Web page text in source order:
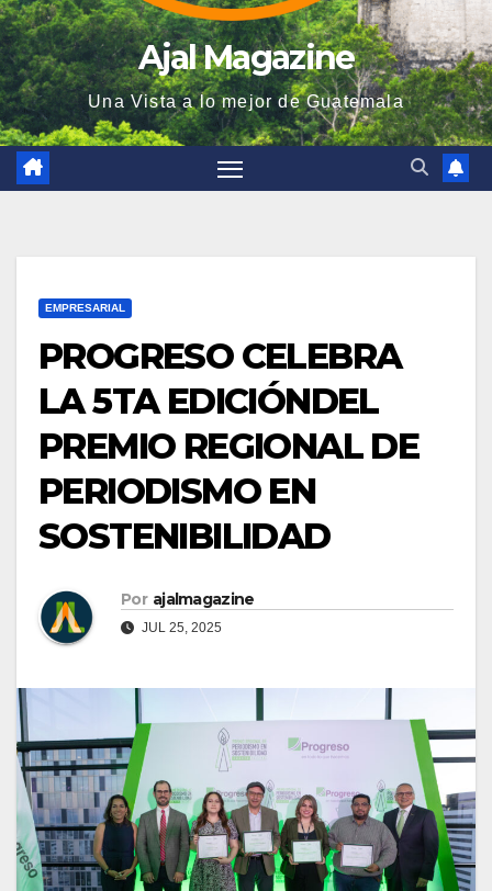
Ajal Magazine
Una Vista a lo mejor de Guatemala
EMPRESARIAL
PROGRESO CELEBRA
LA 5TA EDICIÓNDEL
PREMIO REGIONAL DE
PERIODISMO EN
SOSTENIBILIDAD
Por ajalmagazine
JUL 25, 2025